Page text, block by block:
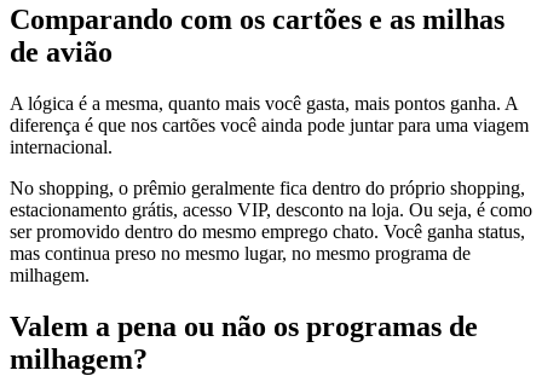
Comparando com os cartões e as milhas
de avião
A lógica é a mesma, quanto mais você gasta, mais pontos ganha. A
diferença é que nos cartões você ainda pode juntar para uma viagem
internacional.
No shopping, o prêmio geralmente fica dentro do próprio shopping,
estacionamento grátis, acesso VIP, desconto na loja. Ou seja, é como
ser promovido dentro do mesmo emprego chato. Você ganha status,
mas continua preso no mesmo lugar, no mesmo programa de
milhagem.
Valem a pena ou não os programas de
milhagem?